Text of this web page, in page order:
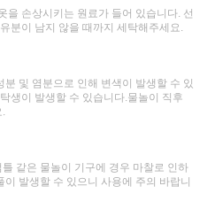
을 손상시키는 원료가 들어 있습니다. 선
분이 남지 않을 때까지 세탁해주세요.
분 및 염분으로 인해 변색이 발생할 수 있
생이 발생할 수 있습니다.물놀이 직후
같은 물놀이 기구에 경우 마찰로 인하
발생할 수 있으니 사용에 주의 바랍니